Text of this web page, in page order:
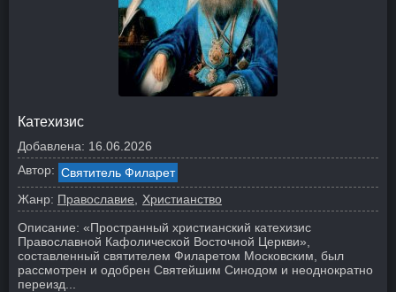
Катехизис
Добавлена: 16.06.2026
Автор: Святитель Филарет
Жанр: Православие
Христианство
Описание: «Пространный христианский катехизис
Православной Кафолической Восточной Церкви»,
составленный святителем Филаретом Московским, был
рассмотрен и одобрен Святейшим Синодом и неоднократно
переизд...